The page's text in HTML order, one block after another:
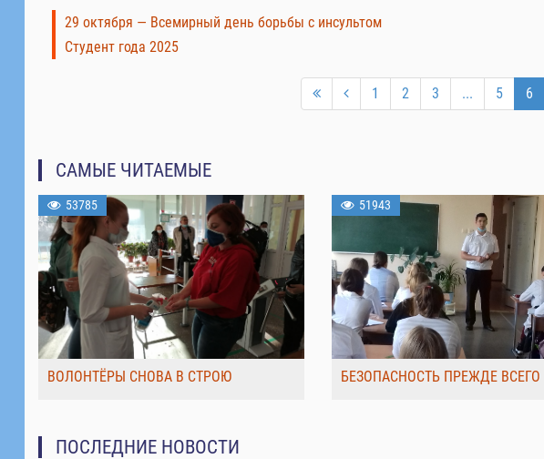
29 октября — Всемирный день борьбы с инсультом
Студент года 2025
1 2 3 ... 5 6
САМЫЕ ЧИТАЕМЫЕ
53785
ВОЛОНТЁРЫ СНОВА В СТРОЮ
51943
БЕЗОПАСНОСТЬ ПРЕЖДЕ ВСЕГО
ПОСЛЕДНИЕ НОВОСТИ